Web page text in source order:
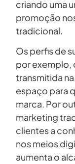
criando uma
promoção
tradicional.
Os perfis de
por exemplo,
transmitida
espaço para
marca. Por
marketing
clientes a
nos meios
aumenta o